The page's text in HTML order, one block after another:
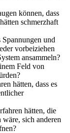
können, dass
schmerzhaft
Spannungen und
vorbeiziehen
ansammeln?
Feld von
hätten, dass es
hätten, die
sich anderen